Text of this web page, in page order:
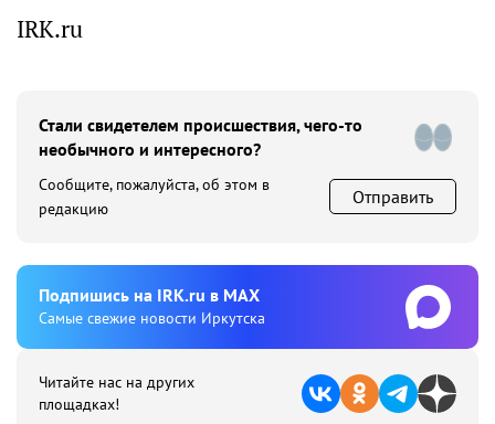
IRK.ru
Стали свидетелем происшествия, чего-то
необычного и интересного?
Сообщите, пожалуйста, об этом в
редакцию
Отправить
Подпишиcь на IRK.ru в MAX
Cамые свежие новости Иркутска
Читайте нас на других
площадках!